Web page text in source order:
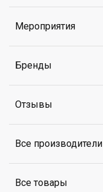
Мероприятия
Бренды
Отзывы
Все производители
Все товары